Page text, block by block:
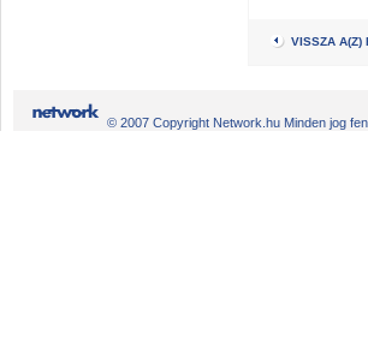
VISSZA A(Z)
© 2007 Copyright Network.hu Minden jog